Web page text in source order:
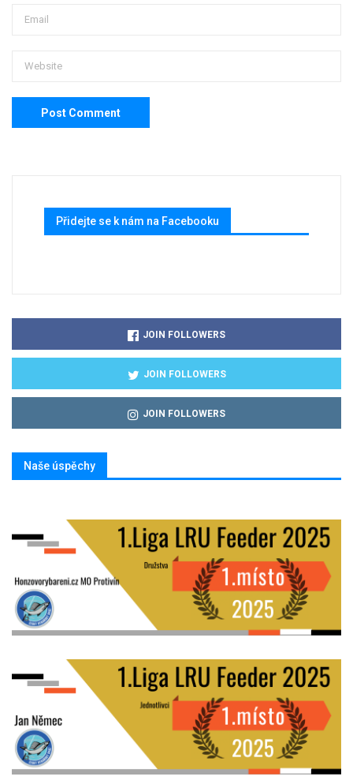
Přidejte se k nám na Facebooku
JOIN FOLLOWERS
JOIN FOLLOWERS
JOIN FOLLOWERS
Naše úspěchy